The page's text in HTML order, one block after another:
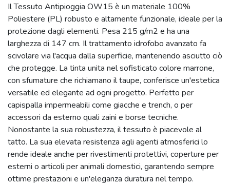
Il Tessuto Antipioggia OW15 è un materiale 100%
Poliestere (PL) robusto e altamente funzionale, ideale per la
protezione dagli elementi. Pesa 215 g/m2 e ha una
larghezza di 147 cm. Il trattamento idrofobo avanzato fa
scivolare via l'acqua dalla superficie, mantenendo asciutto ciò
che protegge. La tinta unita nel sofisticato colore marrone,
con sfumature che richiamano il taupe, conferisce un'estetica
versatile ed elegante ad ogni progetto. Perfetto per
capispalla impermeabili come giacche e trench, o per
accessori da esterno quali zaini e borse tecniche.
Nonostante la sua robustezza, il tessuto è piacevole al
tatto. La sua elevata resistenza agli agenti atmosferici lo
rende ideale anche per rivestimenti protettivi, coperture per
esterni o articoli per animali domestici, garantendo sempre
ottime prestazioni e un'eleganza duratura nel tempo.